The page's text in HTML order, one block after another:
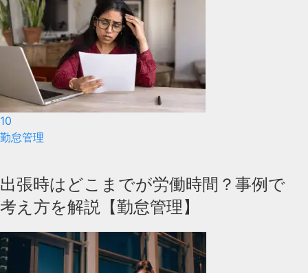
10
勤怠管理
出張時はどこまでが労働時間？事例で
考え方を解説【勤怠管理】